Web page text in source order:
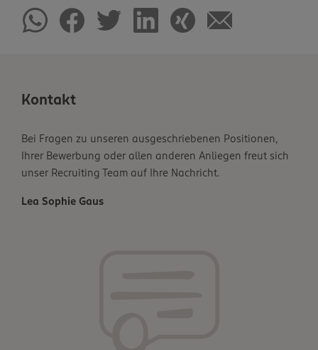
Kontakt
Bei Fragen zu unseren ausgeschriebenen Positionen,
Ihrer Bewerbung oder allen anderen Anliegen freut sich
unser Recruiting Team auf Ihre Nachricht.
Lea Sophie Gaus